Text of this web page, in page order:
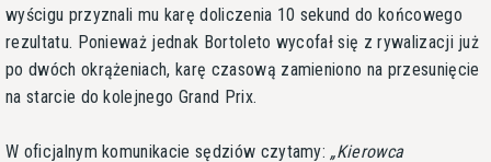
wyścigu przyznali mu karę doliczenia 10 sekund do końcowego
rezultatu. Ponieważ jednak Bortoleto wycofał się z rywalizacji już
po dwóch okrążeniach, karę czasową zamieniono na przesunięcie
na starcie do kolejnego Grand Prix.
W oficjalnym komunikacie sędziów czytamy:
Kierowca